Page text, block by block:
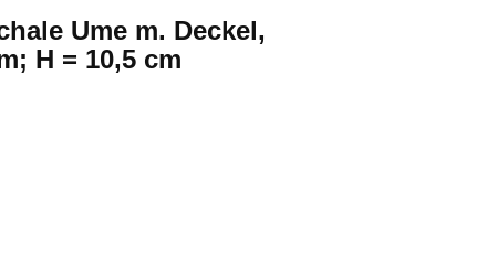
Ume m. Deckel,
H = 10,5 cm